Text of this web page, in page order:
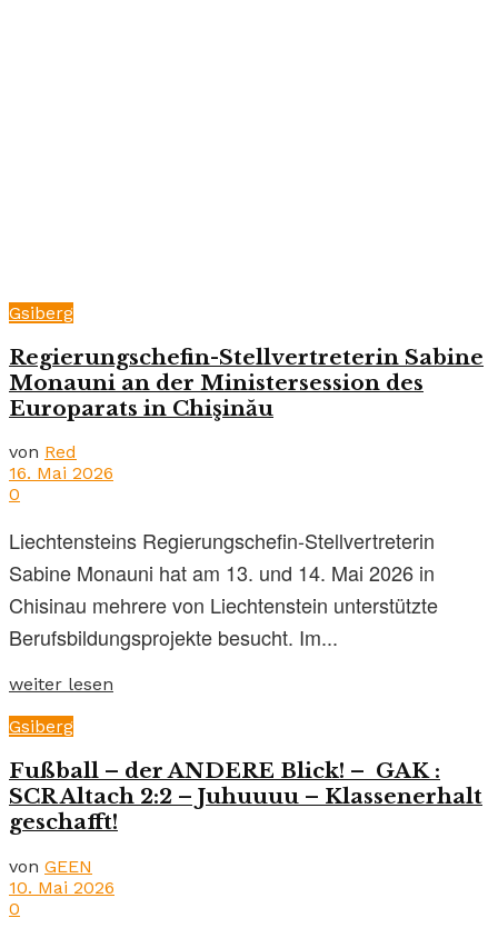
Gsiberg
Regierungschefin-Stellvertreterin Sabine
Monauni an der Ministersession des
Europarats in Chişinău
von Red
16. Mai 2026
0
Liechtensteins Regierungschefin-Stellvertreterin
Sabine Monauni hat am 13. und 14. Mai 2026 in
Chisinau mehrere von Liechtenstein unterstützte
Berufsbildungsprojekte besucht. Im...
weiter lesen
Gsiberg
Fußball – der ANDERE Blick! – GAK :
SCR Altach 2:2 – Juhuuuu – Klassenerhalt
geschafft!
von GEEN
10. Mai 2026
0